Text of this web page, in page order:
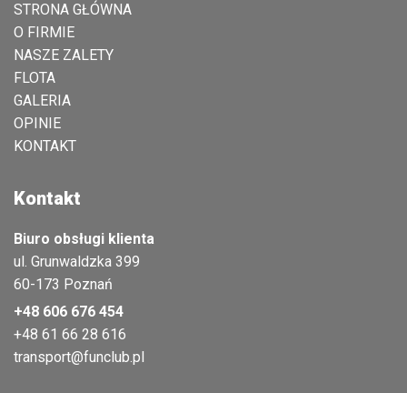
STRONA GŁÓWNA
O FIRMIE
NASZE ZALETY
FLOTA
GALERIA
OPINIE
KONTAKT
Kontakt
Biuro obsługi klienta
ul. Grunwaldzka 399
60-173 Poznań
+48 606 676 454
+48 61 66 28 616
transport@funclub.pl